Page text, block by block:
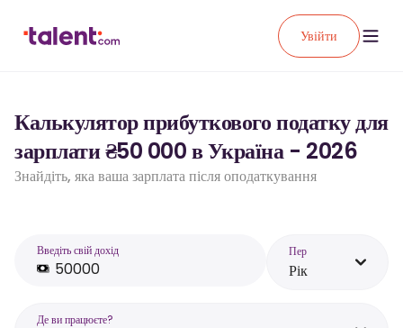
Увійти
Калькулятор прибуткового податку для
зарплати ₴50 000 в Україна - 2026
Знайдіть, яка ваша зарплата після оподаткування
Введіть свій дохід Пер
Рік
Де ви працюєте?